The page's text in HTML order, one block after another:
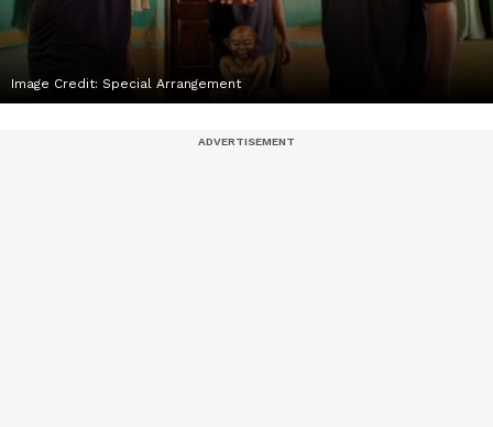
Image Credit: Special Arrangement